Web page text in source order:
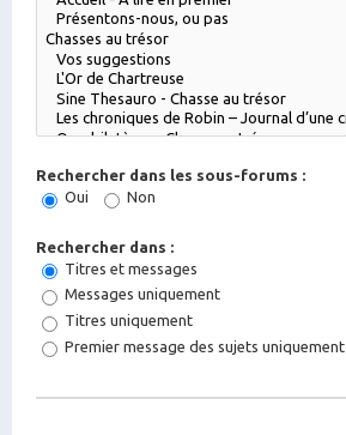
Rechercher dans les sous-forums :
Oui
Non
Rechercher dans :
Titres et messages
Messages uniquement
Titres uniquement
Premier message des sujets uniquement